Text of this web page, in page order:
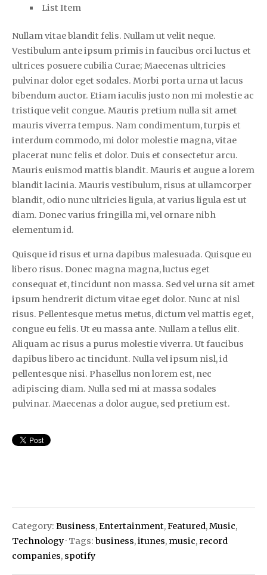
List Item
Nullam vitae blandit felis. Nullam ut velit neque.
Vestibulum ante ipsum primis in faucibus orci luctus et
ultrices posuere cubilia Curae; Maecenas ultricies
pulvinar dolor eget sodales. Morbi porta urna ut lacus
bibendum auctor. Etiam iaculis justo non mi molestie ac
tristique velit congue. Mauris pretium nulla sit amet
mauris viverra tempus. Nam condimentum, turpis et
interdum commodo, mi dolor molestie magna, vitae
placerat nunc felis et dolor. Duis et consectetur arcu.
Mauris euismod mattis blandit. Mauris et augue a lorem
blandit lacinia. Mauris vestibulum, risus at ullamcorper
blandit, odio nunc ultricies ligula, at varius ligula est ut
diam. Donec varius fringilla mi, vel ornare nibh
elementum id.
Quisque id risus et urna dapibus malesuada. Quisque eu
libero risus. Donec magna magna, luctus eget
consequat et, tincidunt non massa. Sed vel urna sit amet
ipsum hendrerit dictum vitae eget dolor. Nunc at nisl
risus. Pellentesque metus metus, dictum vel mattis eget,
congue eu felis. Ut eu massa ante. Nullam a tellus elit.
Aliquam ac risus a purus molestie viverra. Ut faucibus
dapibus libero ac tincidunt. Nulla vel ipsum nisl, id
pellentesque nisi. Phasellus non lorem est, nec
adipiscing diam. Nulla sed mi at massa sodales
pulvinar. Maecenas a dolor augue, sed pretium est.
Category: Business,Entertainment,Featured,Music,
Technology· Tags: business,itunes, music, record
companies, spotify